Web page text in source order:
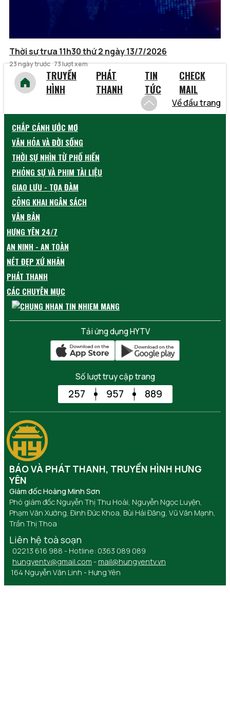
Thời sự trưa 11h30 thứ 2 ngày 13/7/2026
23 ngày trước 73 lượt xem
TRUYỀN
HÌNH
PHÁT
THANH
TIN
TỨC
CHECK
MAIL
Về đầu trang
CHẮP CÁNH ƯỚC MƠ
VĂN HÓA VÀ ĐỜI SỐNG
THỜI SỰ NHÌN TỪ PHỐ HIẾN
PHÓNG SỰ VÀ PHIM TÀI LIỆU
GIAO LƯU - TỌA ĐÀM
CÔNG KHAI NGÂN SÁCH
VĂN BẢN
HƯNG YÊN 24/7
AN NINH - AN TOÀN
NÉT ĐẸP XỨ NHÃN
PHÁT THANH
CÁC CHUYÊN MỤC
Tải ứng dụng HYTV
Số lượt truy cập trang
257 957 889
BÁO VÀ PHÁT THANH, TRUYỀN HÌNH HƯNG
YÊN
Giám đốc Hoàng Minh Sơn
Phó giám đốc Nguyễn Thị Thu Hoài, Nguyễn Ngọc Luyện,
Phạm Văn Xướng, Đinh Đức Khoa, Bùi Hải Đăng, Vũ Văn Mạnh,
Trần Thị Thoa
Liên hệ toà soạn
02213 616 988 - Hotline: 0363 089 089
hungyentv@gmail.com - mail@hungyentv.vn
164 Nguyễn Văn Linh - Hưng Yên